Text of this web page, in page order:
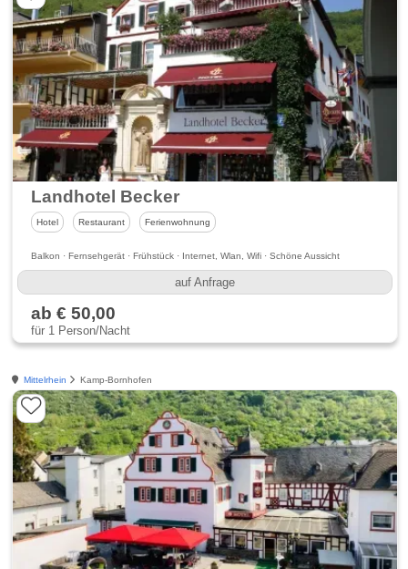
Landhotel Becker
Hotel Restaurant Ferienwohnung
Balkon · Fernsehgerät · Frühstück · Internet, Wlan, Wifi · Schöne Aussicht
auf Anfrage
ab € 50,00
für 1 Person/Nacht
Mittelrhein Kamp-Bornhofen